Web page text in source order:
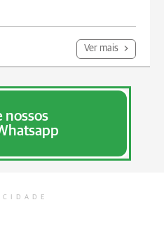
Ver mais
nossos